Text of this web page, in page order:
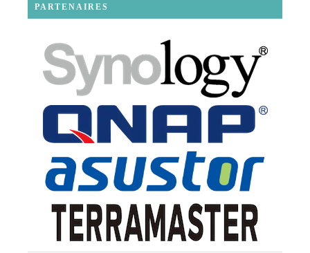
PARTENAIRES